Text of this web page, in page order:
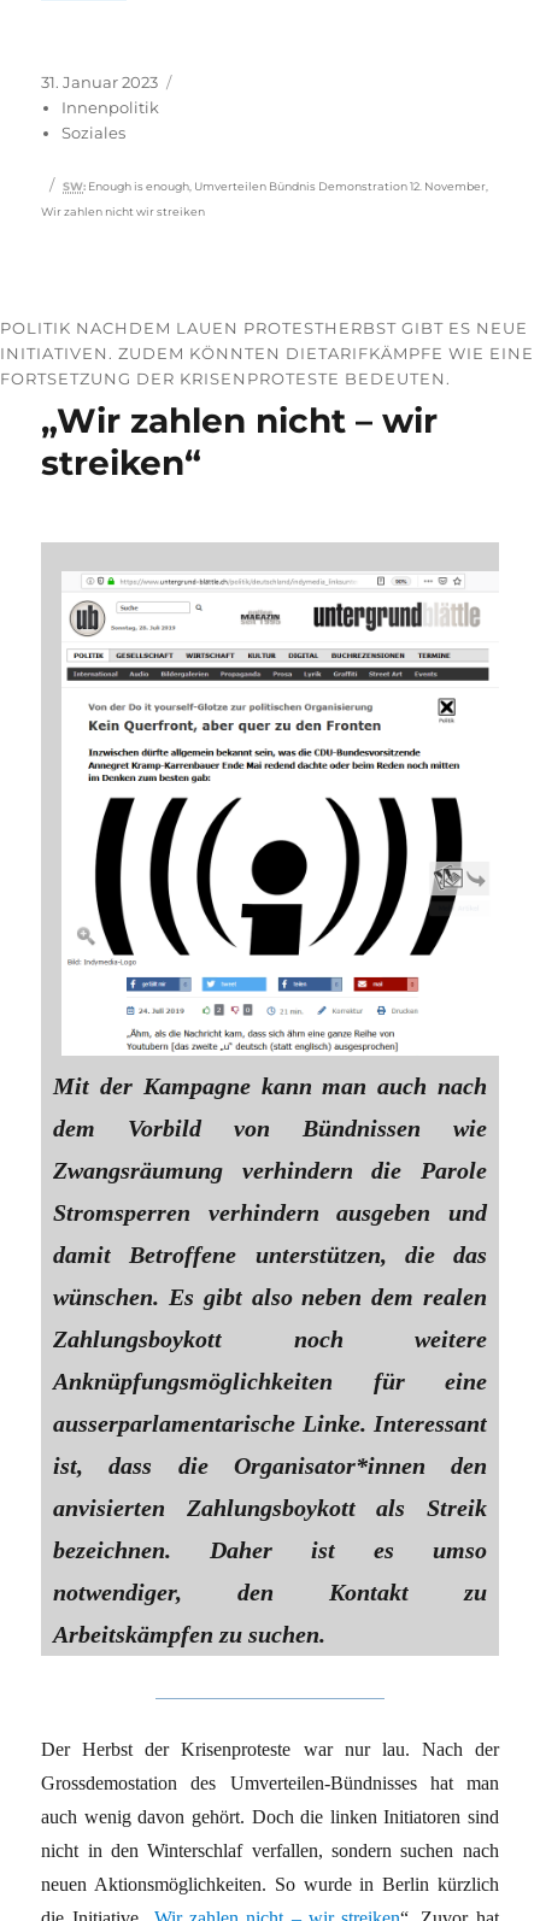
Veröffentlicht
am
31. Januar 2023
Innenpolitik
Soziales
Schlagwörter
SW: Enough is enough, Umverteilen Bündnis Demonstration 12. November,
Wir zahlen nicht wir streiken
POLITIK NACHDEM LAUEN PROTESTHERBST GIBT ES NEUE
INITIATIVEN. ZUDEM KÖNNTEN DIETARIFKÄMPFE WIE EINE
FORTSETZUNG DER KRISENPROTESTE BEDEUTEN.
„Wir zahlen nicht – wir
streiken“
Mit der Kampagne kann man auch nach
dem Vorbild von Bündnissen wie
Zwangsräumung verhindern die Parole
Stromsperren verhindern ausgeben und
damit Betroffene unterstützen, die das
wünschen. Es gibt also neben dem realen
Zahlungsboykott noch weitere
Anknüpfungsmöglichkeiten für eine
ausserparlamentarische Linke. Interessant
ist, dass die Organisator*innen den
anvisierten Zahlungsboykott als Streik
bezeichnen. Daher ist es umso
notwendiger, den Kontakt zu
Arbeitskämpfen zu suchen.
Der Herbst der Krisenproteste war nur lau. Nach der
Grossdemostation des Umverteilen-Bündnisses hat man
auch wenig davon gehört. Doch die linken Initiatoren sind
nicht in den Winterschlaf verfallen, sondern suchen nach
neuen Aktionsmöglichkeiten. So wurde in Berlin kürzlich